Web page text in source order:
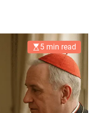
5 min read